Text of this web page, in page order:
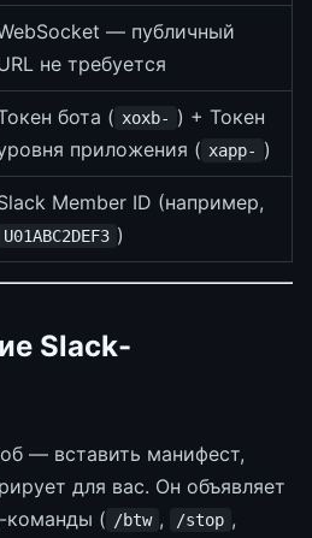
— публичный
не требуется
бота ( xoxb- ) + Токен
приложения ( xapp- )
Member ID (например,
U01ABC2DEF3 )
Slack-
— вставить манифест,
для вас. Он объявляет
команды ( /btw , /stop ,